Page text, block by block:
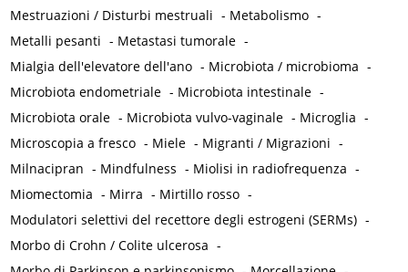
Mestruazioni / Disturbi mestruali - Metabolismo -
Metalli pesanti - Metastasi tumorale -
Mialgia dell'elevatore dell'ano - Microbiota / microbioma -
Microbiota endometriale - Microbiota intestinale -
Microbiota orale - Microbiota vulvo-vaginale - Microglia -
Microscopia a fresco - Miele - Migranti / Migrazioni -
Milnacipran - Mindfulness - Miolisi in radiofrequenza -
Miomectomia - Mirra - Mirtillo rosso -
Modulatori selettivi del recettore degli estrogeni (SERMs) -
Morbo di Crohn / Colite ulcerosa -